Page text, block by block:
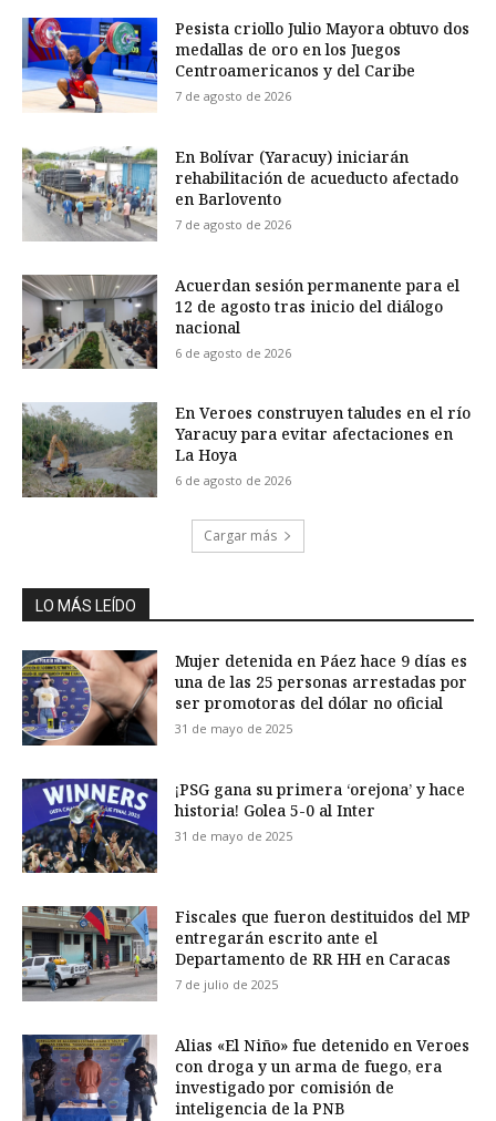
Pesista criollo Julio Mayora obtuvo dos
medallas de oro en los Juegos
Centroamericanos y del Caribe
7 de agosto de 2026
En Bolívar (Yaracuy) iniciarán
rehabilitación de acueducto afectado
en Barlovento
7 de agosto de 2026
Acuerdan sesión permanente para el
12 de agosto tras inicio del diálogo
nacional
6 de agosto de 2026
En Veroes construyen taludes en el río
Yaracuy para evitar afectaciones en
La Hoya
6 de agosto de 2026
Cargar más
LO MÁS LEÍDO
Mujer detenida en Páez hace 9 días es
una de las 25 personas arrestadas por
ser promotoras del dólar no oficial
31 de mayo de 2025
¡PSG gana su primera ‘orejona’ y hace
historia! Golea 5-0 al Inter
31 de mayo de 2025
Fiscales que fueron destituidos del MP
entregarán escrito ante el
Departamento de RR HH en Caracas
7 de julio de 2025
Alias «El Niño» fue detenido en Veroes
con droga y un arma de fuego, era
investigado por comisión de
inteligencia de la PNB